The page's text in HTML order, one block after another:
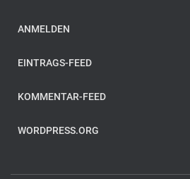
ANMELDEN
EINTRAGS-FEED
KOMMENTAR-FEED
WORDPRESS.ORG